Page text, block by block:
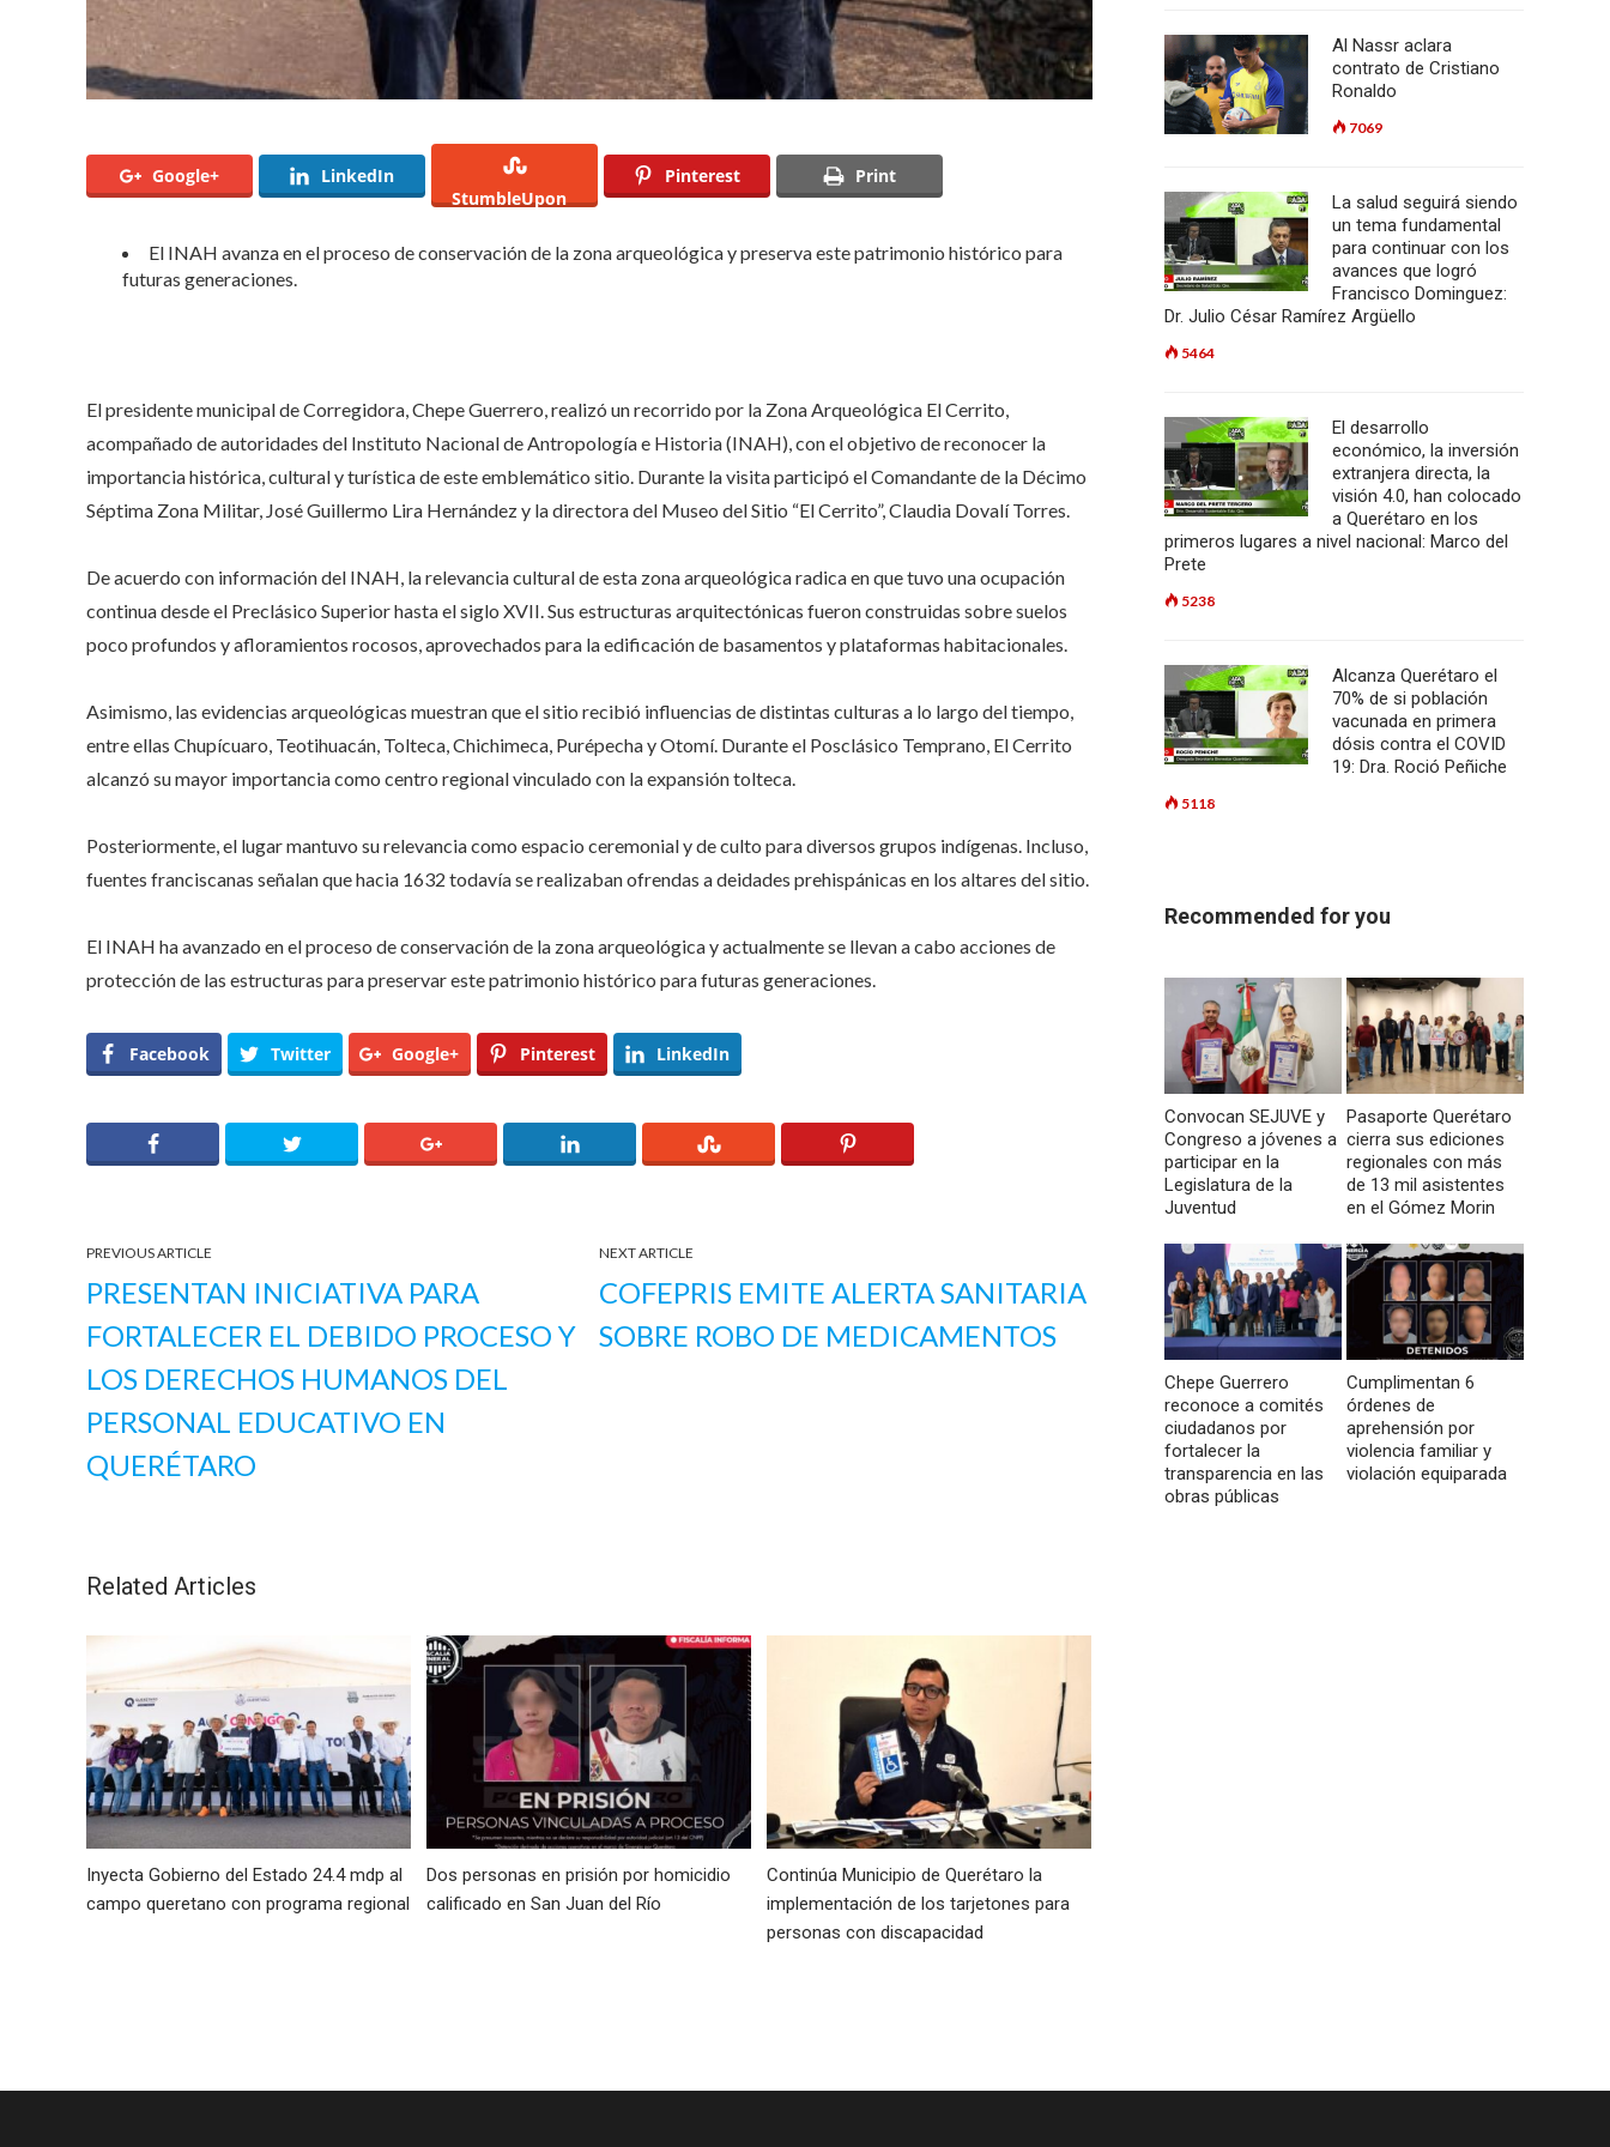
Google+
LinkedIn
StumbleUpon
Pinterest Print
El INAH avanza en el proceso de conservación de la zona arqueológica y preserva este patrimonio histórico para
futuras generaciones.
El presidente municipal de Corregidora, Chepe Guerrero, realizó un recorrido por la Zona Arqueológica El Cerrito,
acompañado de autoridades del Instituto Nacional de Antropología e Historia (INAH), con el objetivo de reconocer la
importancia histórica, cultural y turística de este emblemático sitio. Durante la visita participó el Comandante de la Décimo
Séptima Zona Militar, José Guillermo Lira Hernández y la directora del Museo del Sitio “El Cerrito”, Claudia Dovalí Torres.
De acuerdo con información del INAH, la relevancia cultural de esta zona arqueológica radica en que tuvo una ocupación
continua desde el Preclásico Superior hasta el siglo XVII. Sus estructuras arquitectónicas fueron construidas sobre suelos
poco profundos y afloramientos rocosos, aprovechados para la edificación de basamentos y plataformas habitacionales.
Asimismo, las evidencias arqueológicas muestran que el sitio recibió influencias de distintas culturas a lo largo del tiempo,
entre ellas Chupícuaro, Teotihuacán, Tolteca, Chichimeca, Purépecha y Otomí. Durante el Posclásico Temprano, El Cerrito
alcanzó su mayor importancia como centro regional vinculado con la expansión tolteca.
Posteriormente, el lugar mantuvo su relevancia como espacio ceremonial y de culto para diversos grupos indígenas. Incluso,
fuentes franciscanas señalan que hacia 1632 todavía se realizaban ofrendas a deidades prehispánicas en los altares del sitio.
El INAH ha avanzado en el proceso de conservación de la zona arqueológica y actualmente se llevan a cabo acciones de
protección de las estructuras para preservar este patrimonio histórico para futuras generaciones.
Facebook Twitter Google+ Pinterest LinkedIn
PREVIOUS ARTICLE
PRESENTAN INICIATIVA PARA
FORTALECER EL DEBIDO PROCESO Y
LOS DERECHOS HUMANOS DEL
PERSONAL EDUCATIVO EN
QUERÉTARO
NEXT ARTICLE
COFEPRIS EMITE ALERTA SANITARIA
SOBRE ROBO DE MEDICAMENTOS
Related Articles
Inyecta Gobierno del Estado 24.4 mdp al
campo queretano con programa regional
Dos personas en prisión por homicidio
calificado en San Juan del Río
Continúa Municipio de Querétaro la
implementación de los tarjetones para
personas con discapacidad
Al Nassr aclara
contrato de Cristiano
Ronaldo
7069
La salud seguirá siendo
un tema fundamental
para continuar con los
avances que logró
Francisco Dominguez:
Dr. Julio César Ramírez Argüello
5464
El desarrollo
económico, la inversión
extranjera directa, la
visión 4.0, han colocado
a Querétaro en los
primeros lugares a nivel nacional: Marco del
Prete
5238
Alcanza Querétaro el
70% de si población
vacunada en primera
dósis contra el COVID
19: Dra. Roció Peñiche
5118
Recommended for you
Convocan SEJUVE y
Congreso a jóvenes a
participar en la
Legislatura de la
Juventud
Pasaporte Querétaro
cierra sus ediciones
regionales con más
de 13 mil asistentes
en el Gómez Morin
Chepe Guerrero
reconoce a comités
ciudadanos por
fortalecer la
transparencia en las
obras públicas
Cumplimentan 6
órdenes de
aprehensión por
violencia familiar y
violación equiparada